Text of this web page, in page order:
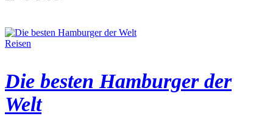
Reisen
Die besten Hamburger der
Welt